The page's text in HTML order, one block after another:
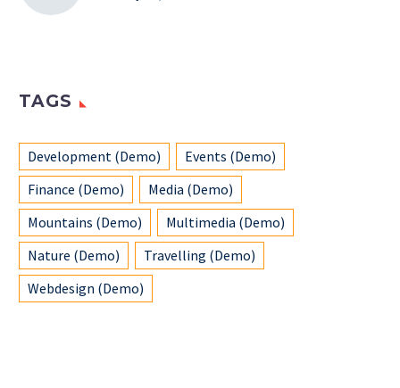
TAGS
Development (Demo)
Events (Demo)
Finance (Demo)
Media (Demo)
Mountains (Demo)
Multimedia (Demo)
Nature (Demo)
Travelling (Demo)
Webdesign (Demo)